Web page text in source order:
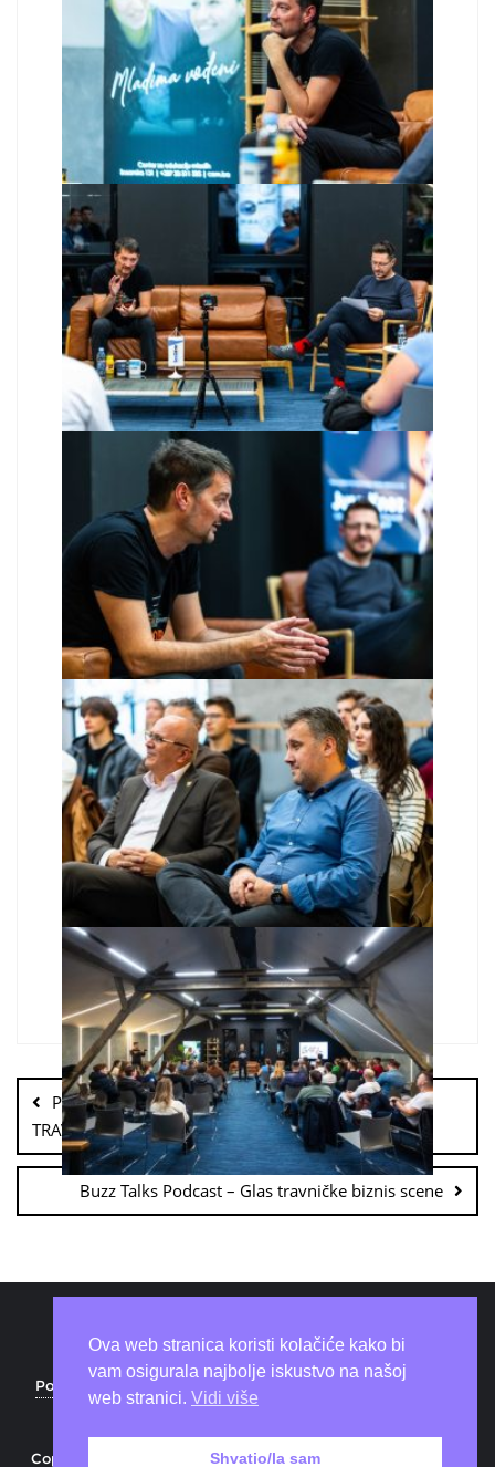
POČEO NOVI CIKLUS BEEZONE AKADEMIJE U
TRAVNIKU
Buzz Talks Podcast – Glas travničke biznis scene
Politika privatnosti Coworking space
Download
Copyright ©2026 Beezone . All rights reserved.
Ova web stranica koristi kolačiće kako bi
vam osigurala najbolje iskustvo na našoj
web stranici. Vidi više
Shvatio/la sam